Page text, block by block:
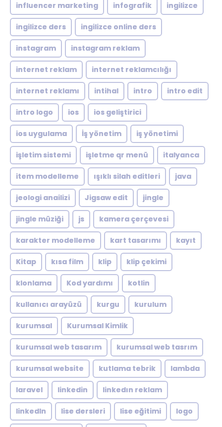
influencer marketing infografik ingilizce
ingilizce ders ingilizce online ders
instagram instagram reklam
internet reklam internet reklamcılığı
internet reklamı intihal intro intro edit
intro logo ios ios geliştirici
ios uygulama İş yönetim iş yönetimi
işletim sistemi işletme qr menü italyanca
item modelleme ışıklı silah editleri java
jeologi anailizi Jigsaw edit jingle
jingle müziği js kamera çerçevesi
karakter modelleme kart tasarımı kayıt
Kitap kısa film klip klip çekimi
klonlama Kod yardımı kotlin
kullanıcı arayüzü kurgu kurulum
kurumsal Kurumsal Kimlik
kurumsal web tasarım kurumsal web tasrım
kurumsal website kutlama tebrik lambda
laravel linkedin linkedın reklam
linkedln lise dersleri lise eğitimi logo